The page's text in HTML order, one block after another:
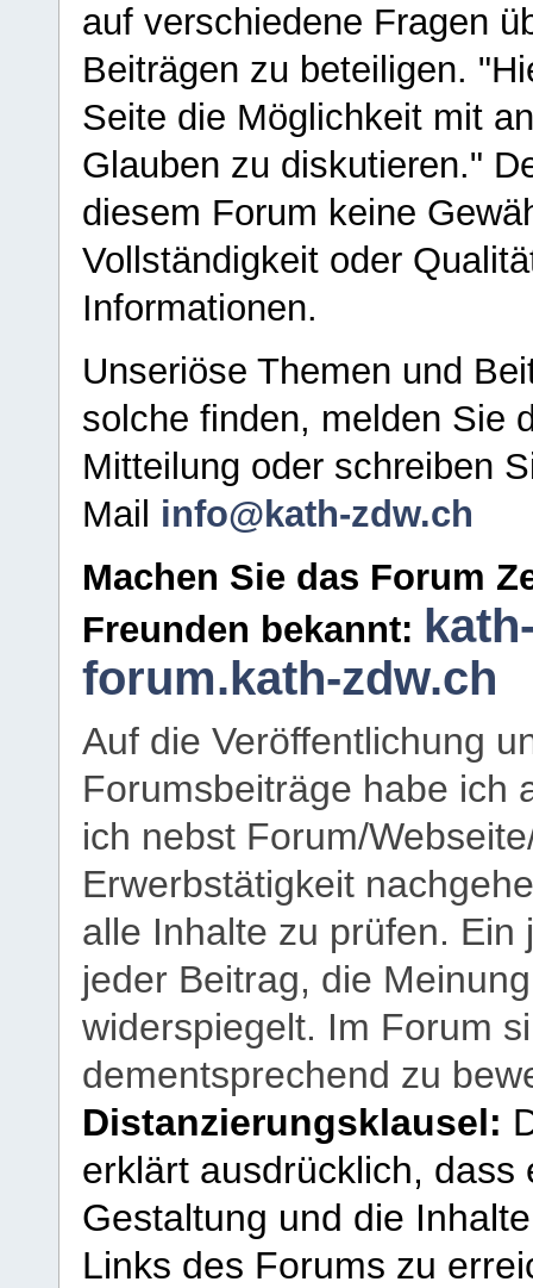
auf verschiedene Fragen
Beiträgen zu beteiligen.
Seite die Möglichkeit mit
Glauben zu diskutieren."
diesem Forum keine
Vollständigkeit oder
Informationen.
Unseriöse Themen und
solche finden, melden Sie
Mitteilung oder schreiben
Mail info@kath-zdw.ch
Machen Sie das Forum
Freunden bekannt:
forum.kath-zdw.ch
Auf die Veröffentlichung
Forumsbeiträge habe ich
ich nebst Forum/
Erwerbstätigkeit
alle Inhalte zu prüfen.
jeder Beitrag, die
widerspiegelt. Im Forum
dementsprechend zu
Distanzierungsklausel:
erklärt ausdrücklich,
Gestaltung und die
Links des Forums zu